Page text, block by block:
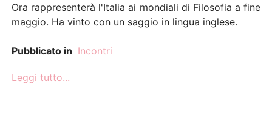
Ora rappresenterà l'Italia ai mondiali di Filosofia a fine
maggio. Ha vinto con un saggio in lingua inglese.
Pubblicato in Incontri
Leggi tutto...